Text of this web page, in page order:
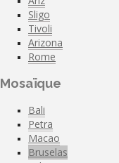
Sligo
Tivoli
Arizona
Rome
Mosaïque
Bali
Petra
Macao
Bruselas